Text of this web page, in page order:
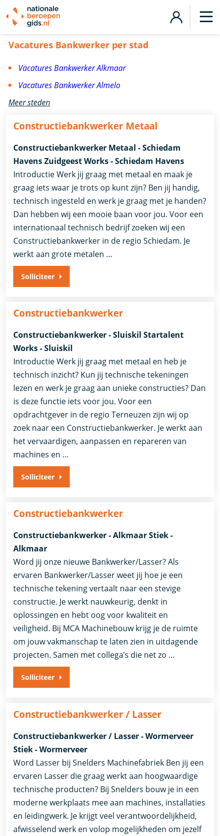
Vacatures Bankwerker
Vacatures Bankwerker per stad
Vacatures Bankwerker Alkmaar
Vacatures Bankwerker Almelo
Meer steden
Constructiebankwerker Metaal
Constructiebankwerker Metaal - Schiedam
Havens Zuidgeest Works - Schiedam Havens
Introductie Werk jij graag met metaal en maak je
graag iets waar je trots op kunt zijn? Ben jij handig,
technisch ingesteld en werk je graag met je handen?
Dan hebben wij een mooie baan voor jou. Voor een
internationaal technisch bedrijf zoeken wij een
Constructiebankwerker in de regio Schiedam. Je
werkt aan grote metalen …
Solliciteer
Constructiebankwerker
Constructiebankwerker - Sluiskil Startalent
Works - Sluiskil
Introductie Werk jij graag met metaal en heb je
technisch inzicht? Kun jij technische tekeningen
lezen en werk je graag aan unieke constructies? Dan
is deze functie iets voor jou. Voor een
opdrachtgever in de regio Terneuzen zijn wij op
zoek naar een Constructiebankwerker. Je werkt aan
het vervaardigen, aanpassen en repareren van
machines en …
Solliciteer
Constructiebankwerker
Constructiebankwerker - Alkmaar Stiek -
Alkmaar
Word jij onze nieuwe Bankwerker/Lasser? Als
ervaren Bankwerker/Lasser weet jij hoe je een
technische tekening vertaalt naar een stevige
constructie. Je werkt nauwkeurig, denkt in
oplossingen en hebt oog voor kwaliteit en
veiligheid. Bij MCA Machinebouw krijg je de ruimte
om jouw vakmanschap te laten zien in uitdagende
projecten. Samen met collega’s die net zo …
Solliciteer
Constructiebankwerker / Lasser
Constructiebankwerker / Lasser - Wormerveer
Stiek - Wormerveer
Word Lasser bij Snelders Machinefabriek Ben jij een
ervaren Lasser die graag werkt aan hoogwaardige
technische producten? Bij Snelders bouw je in een
moderne werkplaats mee aan machines, installaties
en leidingwerk. Je krijgt veel verantwoordelijkheid,
afwisselend werk en volop mogelijkheden om jezelf